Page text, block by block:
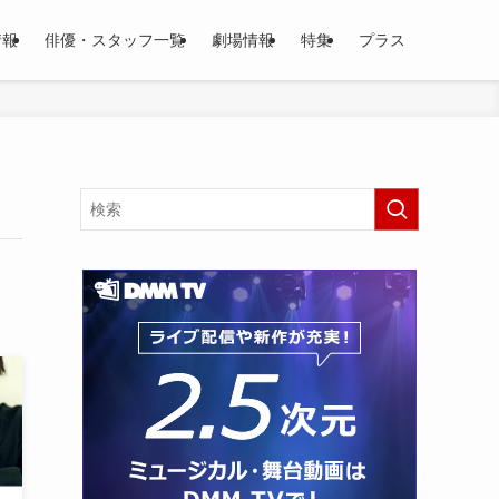
俳優・スタッフ一覧 劇場情報 特集 プラス